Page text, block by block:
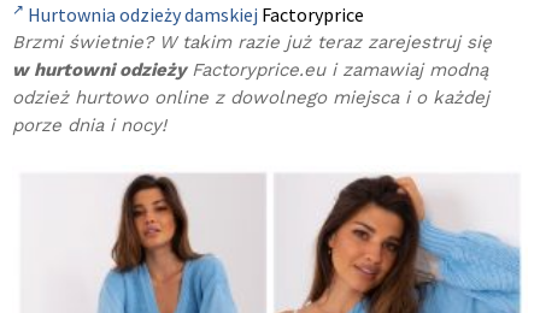
Hurtownia odzieży damskiej Factoryprice
Brzmi świetnie? W takim razie już teraz zarejestruj się
w hurtowni odzieżyFactoryprice.eu i zamawiaj modną
odzież hurtowo online z dowolnego miejsca i o każdej
porze dnia i nocy!